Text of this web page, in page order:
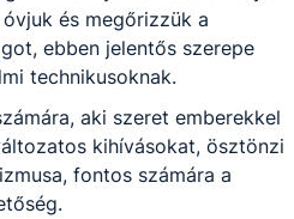
és megőrizzük a
ebben jelentős szerepe
technikusoknak.
aki szeret emberekkel
kihívásokat, ösztönzi
fontos számára a